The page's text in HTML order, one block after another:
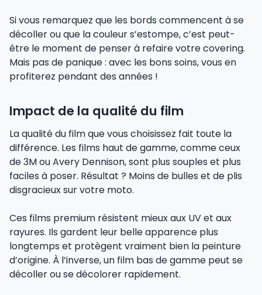
Si vous remarquez que les bords commencent à se
décoller ou que la couleur s’estompe, c’est peut-
être le moment de penser à refaire votre covering.
Mais pas de panique : avec les bons soins, vous en
profiterez pendant des années !
Impact de la qualité du film
La qualité du film que vous choisissez fait toute la
différence. Les films haut de gamme, comme ceux
de 3M ou Avery Dennison, sont plus souples et plus
faciles à poser. Résultat ? Moins de bulles et de plis
disgracieux sur votre moto.
Ces films premium résistent mieux aux UV et aux
rayures. Ils gardent leur belle apparence plus
longtemps et protègent vraiment bien la peinture
d’origine. À l’inverse, un film bas de gamme peut se
décoller ou se décolorer rapidement.